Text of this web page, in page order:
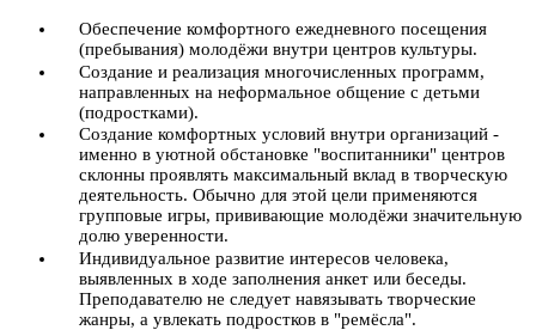
Обеспечение комфортного ежедневного посещения
(пребывания) молодёжи внутри центров культуры.
Создание и реализация многочисленных программ,
направленных на неформальное общение с детьми
(подростками).
Создание комфортных условий внутри организаций -
именно в уютной обстановке "воспитанники" центров
склонны проявлять максимальный вклад в творческую
деятельность. Обычно для этой цели применяются
групповые игры, прививающие молодёжи значительную
долю уверенности.
Индивидуальное развитие интересов человека,
выявленных в ходе заполнения анкет или беседы.
Преподавателю не следует навязывать творческие
жанры, а увлекать подростков в "ремёсла".